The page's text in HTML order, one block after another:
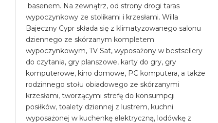
basenem. Na zewnątrz, od strony drogi taras
wypoczynkowy ze stolikami i krzesłami. Willa
Bajeczny Cypr składa się z klimatyzowanego salonu
dziennego ze skórzanym kompletem
wypoczynkowym, TV Sat, wyposażony w bestsellery
do czytania, gry planszowe, karty do gry, gry
komputerowe, kino domowe, PC komputera, a także
rodzinnego stołu obiadowego ze skórzanymi
krzesłami, tworzącymi strefę do konsumpcji
posiłków, toalety dziennej z lustrem, kuchni
wyposażonej w kuchenkę elektryczną, lodówkę z